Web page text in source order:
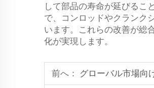
して部品の寿命が延びるこ
で、コンロッドやクランク
います。これらの改善が総
化が実現します。
前へ： グローバル市場向